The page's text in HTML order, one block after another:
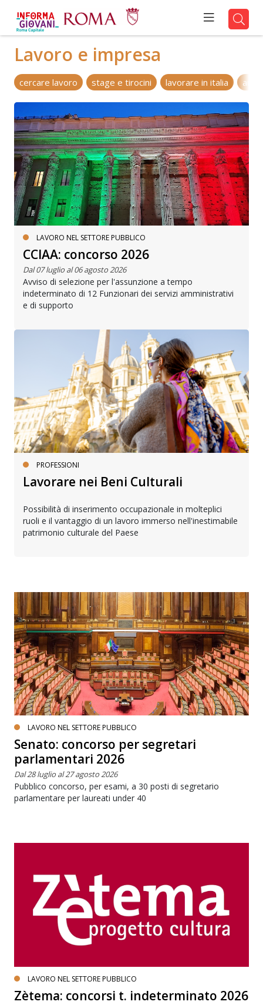
Lavoro e impresa
cercare lavoro stage e tirocini lavorare in italia
LAVORO NEL SETTORE PUBBLICO
CCIAA: concorso 2026
Dal 07 luglio al 06 agosto 2026
Avviso di selezione per l'assunzione a tempo
indeterminato di 12 Funzionari dei servizi amministrativi
e di supporto
PROFESSIONI
Lavorare nei Beni Culturali
Possibilità di inserimento occupazionale in molteplici
ruoli e il vantaggio di un lavoro immerso nell'inestimabile
patrimonio culturale del Paese
LAVORO NEL SETTORE PUBBLICO
Senato: concorso per segretari
parlamentari 2026
Dal 28 luglio al 27 agosto 2026
Pubblico concorso, per esami, a 30 posti di segretario
parlamentare per laureati under 40
LAVORO NEL SETTORE PUBBLICO
Zètema: concorsi t. indeterminato 2026